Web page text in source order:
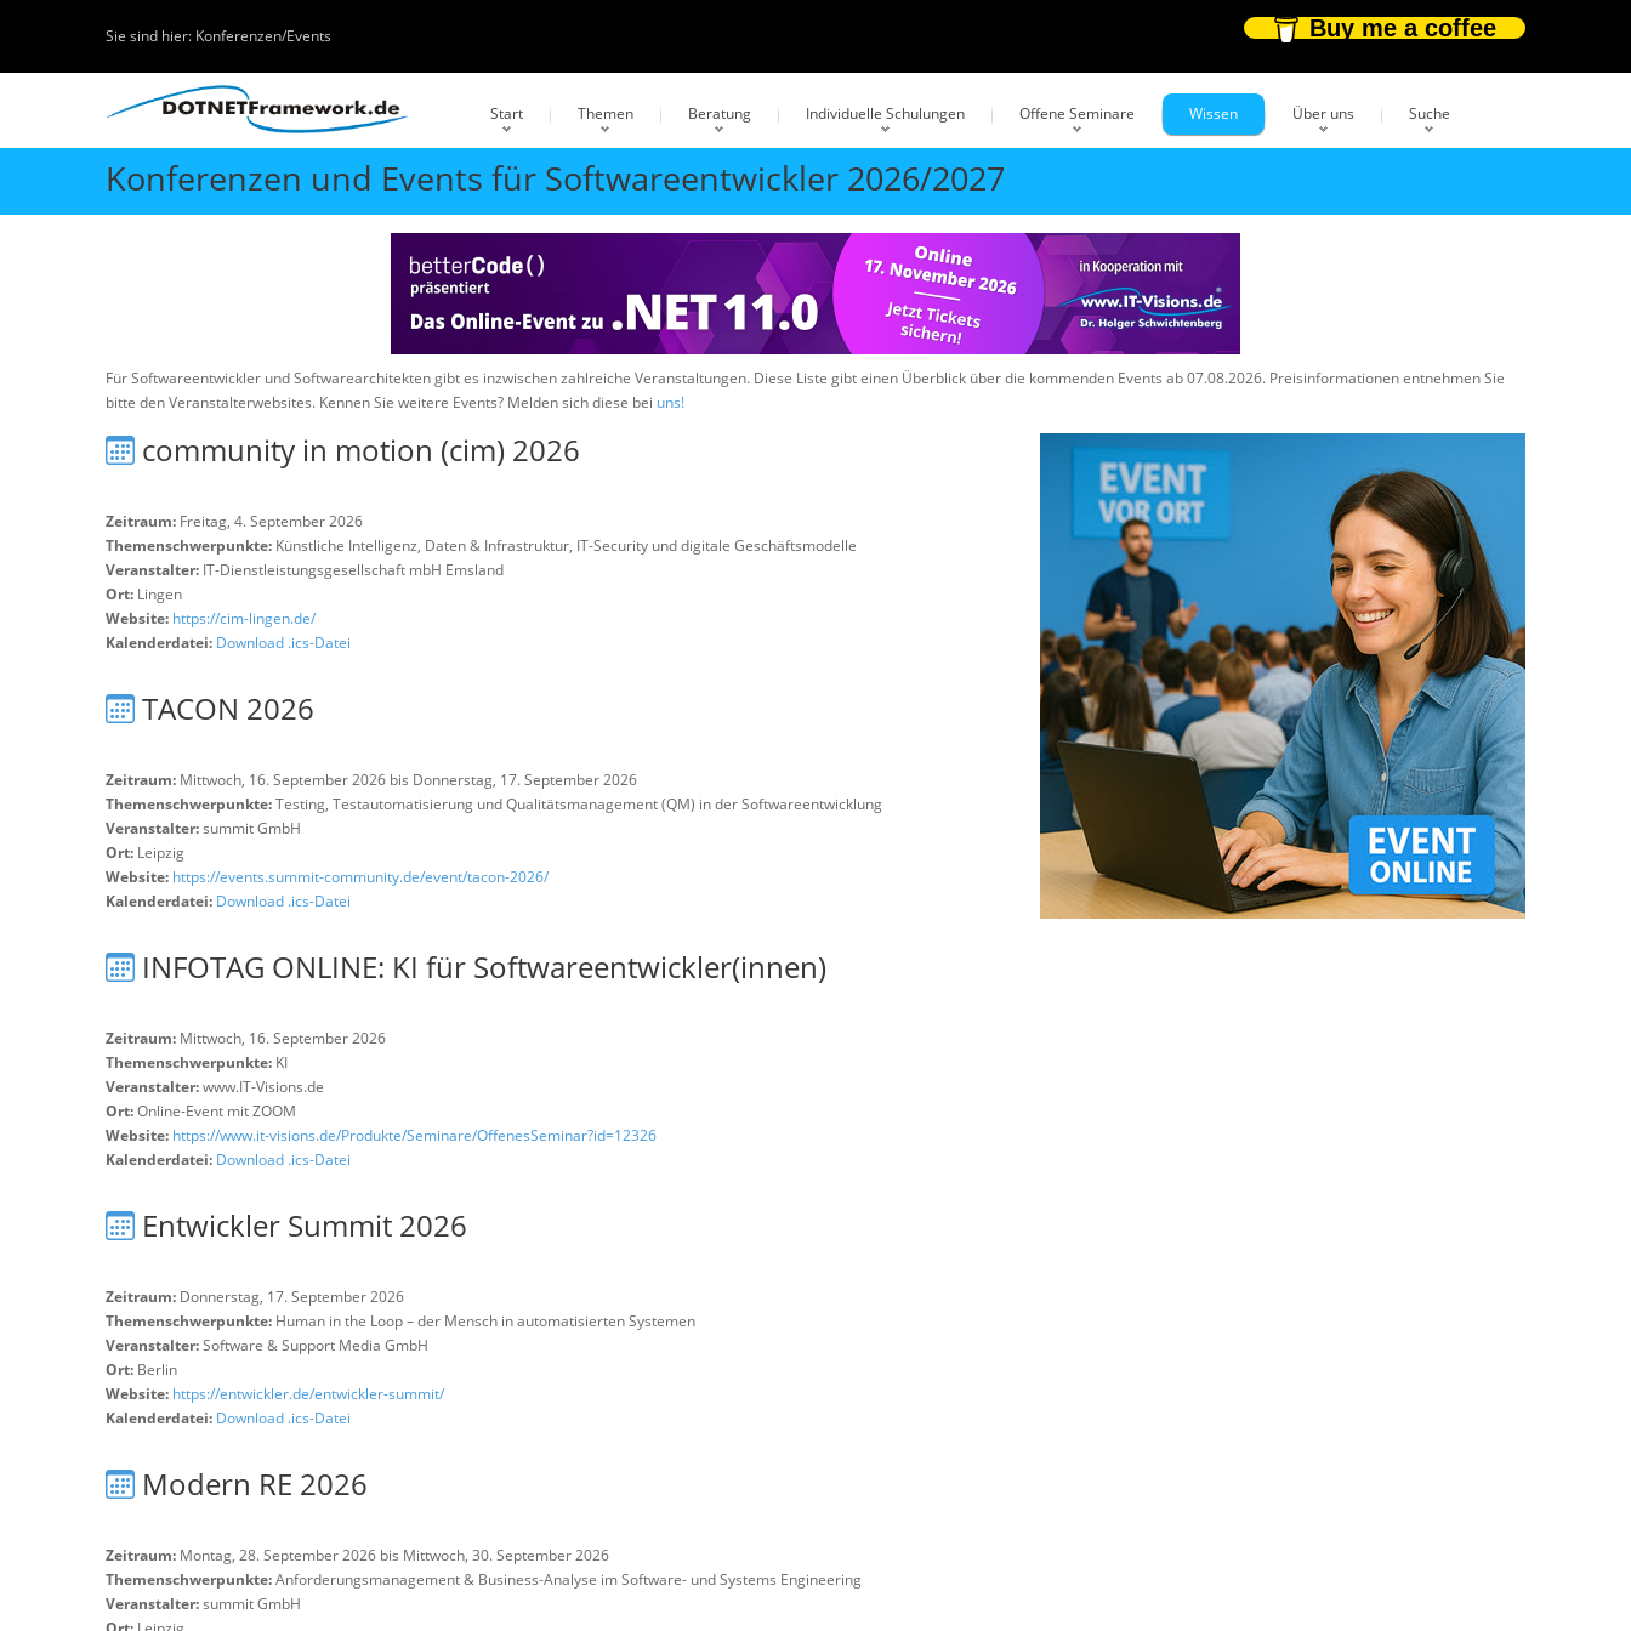
Sie sind hier: Konferenzen/Events Buy me a coffee
Start Themen Beratung Individuelle Schulungen Offene Seminare Wissen Über uns Suche
Konferenzen und Events für Softwareentwickler 2026/2027
Für Softwareentwickler und Softwarearchitekten gibt es inzwischen zahlreiche Veranstaltungen. Diese Liste gibt einen Überblick über die kommenden Events ab 07.08.2026. Preisinformationen entnehmen Sie
bitte den Veranstalterwebsites. Kennen Sie weitere Events? Melden sich diese bei uns!
community in motion (cim) 2026
Zeitraum: Freitag, 4. September 2026
Themenschwerpunkte: Künstliche Intelligenz, Daten & Infrastruktur, IT-Security und digitale Geschäftsmodelle
Veranstalter: IT-Dienstleistungsgesellschaft mbH Emsland
Ort: Lingen
Website: https://cim-lingen.de/
Kalenderdatei: Download .ics-Datei
TACON 2026
Zeitraum: Mittwoch, 16. September 2026 bis Donnerstag, 17. September 2026
Themenschwerpunkte:Testing, Testautomatisierung und Qualitätsmanagement (QM) in der Softwareentwicklung
Veranstalter:summit GmbH
Ort: Leipzig
Website: https://events.summit-community.de/event/tacon-2026/
Kalenderdatei: Download .ics-Datei
INFOTAG ONLINE: KI für Softwareentwickler(innen)
Zeitraum: Mittwoch, 16. September 2026
Themenschwerpunkte: KI
Veranstalter:www.IT-Visions.de
Ort:Online-Event mit ZOOM
Website: https://www.it-visions.de/Produkte/Seminare/OffenesSeminar?id=12326
Kalenderdatei: Download .ics-Datei
Entwickler Summit 2026
Zeitraum: Donnerstag, 17. September 2026
Themenschwerpunkte: Human in the Loop – der Mensch in automatisierten Systemen
Veranstalter:Software & Support Media GmbH
Ort: Berlin
Website: https://entwickler.de/entwickler-summit/
Kalenderdatei: Download .ics-Datei
Modern RE 2026
Zeitraum: Montag, 28. September 2026 bis Mittwoch, 30. September 2026
Themenschwerpunkte:Anforderungsmanagement & Business-Analyse im Software- und Systems Engineering
Veranstalter:summit GmbH